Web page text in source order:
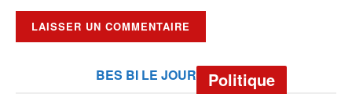
BES BI LE JOUR Politique